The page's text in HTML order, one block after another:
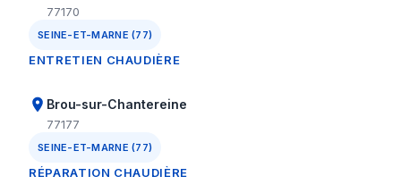
77170
SEINE-ET-MARNE (77)
ENTRETIEN CHAUDIÈRE
Brou-sur-Chantereine
77177
SEINE-ET-MARNE (77)
RÉPARATION CHAUDIÈRE